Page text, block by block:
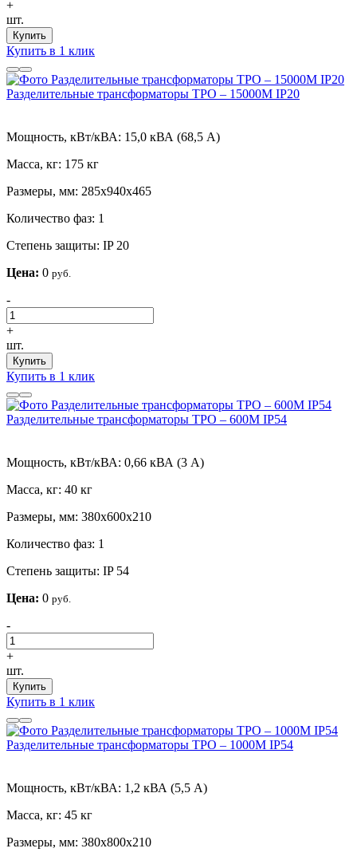
+
шт.
Купить
Купить в 1 клик
Разделительные трансформаторы ТРО – 15000М IP20
Мощность, кВт/кВА: 15,0 кВА (68,5 А)
Масса, кг: 175 кг
Размеры, мм: 285х940х465
Количество фаз: 1
Степень защиты: IP 20
Цена: 0 руб.
-
+
шт.
Купить
Купить в 1 клик
Разделительные трансформаторы ТРО – 600М IP54
Мощность, кВт/кВА: 0,66 кВА (3 А)
Масса, кг: 40 кг
Размеры, мм: 380х600х210
Количество фаз: 1
Степень защиты: IP 54
Цена: 0 руб.
-
+
шт.
Купить
Купить в 1 клик
Разделительные трансформаторы ТРО – 1000М IP54
Мощность, кВт/кВА: 1,2 кВА (5,5 А)
Масса, кг: 45 кг
Размеры, мм: 380х800х210